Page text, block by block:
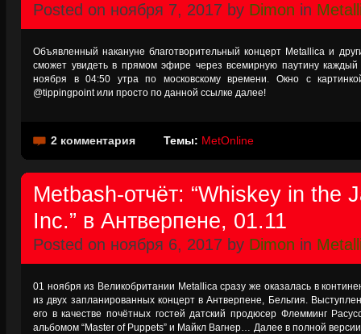
Posted on ноября 7, 2017 by Dimon in
Объявленный накануне благотворительный концерт Metallica и
сможет увидеть в прямом эфире через всемирную паутину
ноября в 04:50 утра по московскому времени. Окно с
@tippingpoint или просто по данной ссылке далее!
2 комментария Темы: MetOnline
Metbash-отчёт: “Whiskey in the
Inc.” в Антверпене, 01.11
Posted on ноября 6, 2017 by Dimon in
01 ноября из Великобритании Metallica сразу же оказалась в
из двух запланированных концерт в Антверпене, Бельгия.
его в качестве почётных гостей датский продюсер Флемминг
альбомом “Master of Puppets” и Майкл Вагнер… Далее в полной